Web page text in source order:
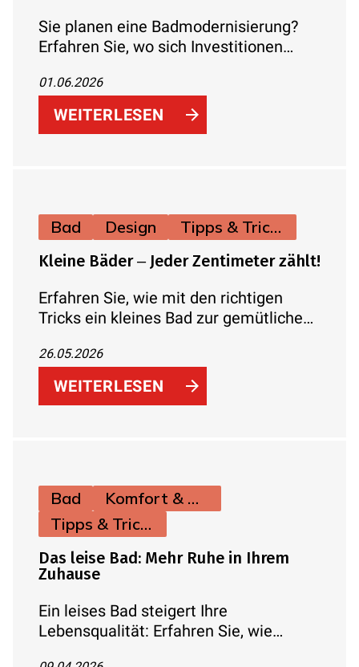
Sie planen eine Badmodernisierung?
Erfahren Sie, wo sich Investitionen
Installation, Lüftung) und an welchen
Stellen Sie clever sparen können –
inklusive Kostenrichtwerten.
01.06.2026
WEITERLESEN
Bad Design Tipps & Tricks
Kleine Bäder ‒ Jeder Zentimeter zählt!
Erfahren Sie, wie mit den richtigen
Tricks ein kleines Bad zur gemütlichen
Nische wird.
26.05.2026
WEITERLESEN
Bad
Komfort & Hygiene
Tipps & Tricks
Das leise Bad: Mehr Ruhe in Ihrem
Zuhause
Ein leises Bad steigert Ihre
Lebensqualität: Erfahren Sie, wie